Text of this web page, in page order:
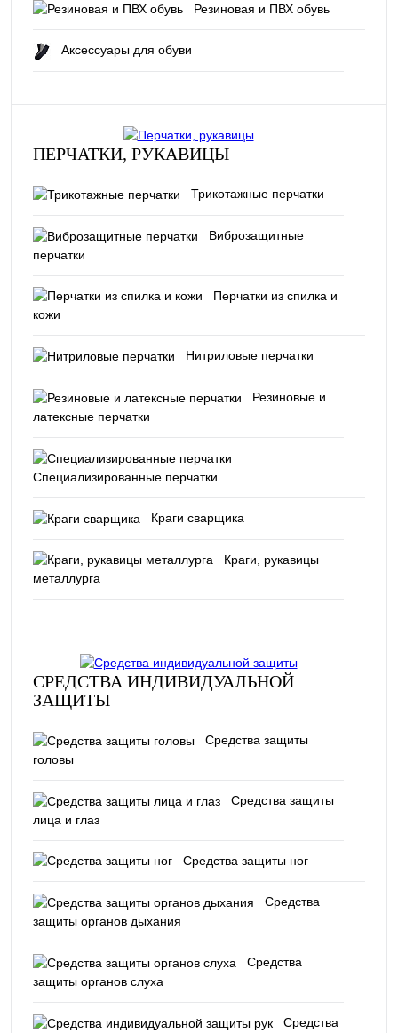
Резиновая и ПВХ обувь
Аксессуары для обуви
ПЕРЧАТКИ, РУКАВИЦЫ
Трикотажные перчатки
Виброзащитные
перчатки
Перчатки из спилка и
кожи
Нитриловые перчатки
Резиновые и
латексные перчатки
Специализированные перчатки
Краги сварщика
Краги, рукавицы
металлурга
СРЕДСТВА ИНДИВИДУАЛЬНОЙ
ЗАЩИТЫ
Средства защиты
головы
Средства защиты
лица и глаз
Средства защиты ног
Средства
защиты органов дыхания
Средства
защиты органов слуха
Средства